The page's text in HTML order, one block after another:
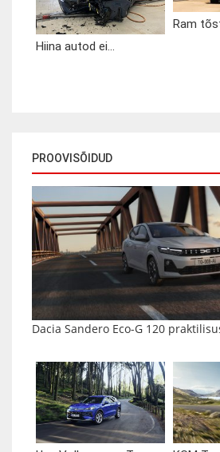
Hiina autod ei...
Ram
PROOVISÕIDUD
Dacia Sandero Eco-G 120